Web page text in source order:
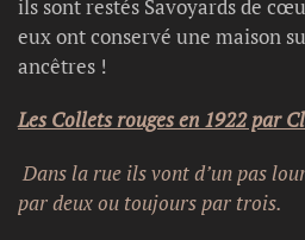
ils sont restés Savoyards de
eux ont conservé une maison
ancêtres !
Les Collets rouges en 1922 par
Dans la rue ils vont d’un pas
par deux ou toujours par trois.